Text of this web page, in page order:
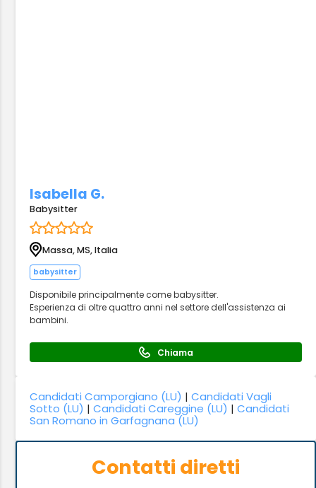
Isabella G.
Babysitter
Massa, MS, Italia
babysitter
Disponibile principalmente come babysitter.
Esperienza di oltre quattro anni nel settore dell'assistenza ai
bambini.
Chiama
Candidati Camporgiano (LU) |Candidati Vagli
Sotto (LU) |Candidati Careggine (LU) |Candidati
San Romano in Garfagnana (LU)
Contatti diretti